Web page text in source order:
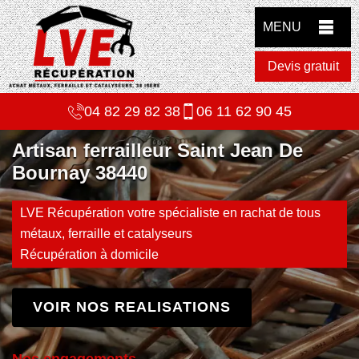
MENU
Devis gratuit
04 82 29 82 38 06 11 62 90 45
Artisan ferrailleur Saint Jean De
Bournay 38440
LVE Récupération votre spécialiste en rachat de tous
métaux, ferraille et catalyseurs
Récupération à domicile
VOIR NOS REALISATIONS